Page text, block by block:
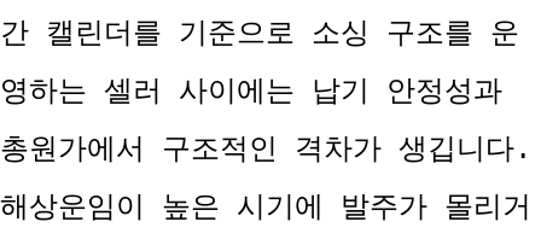
간 캘린더를 기준으로 소싱 구조를 운
영하는 셀러 사이에는 납기 안정성과
총원가에서 구조적인 격차가 생깁니다.
해상운임이 높은 시기에 발주가 몰리거